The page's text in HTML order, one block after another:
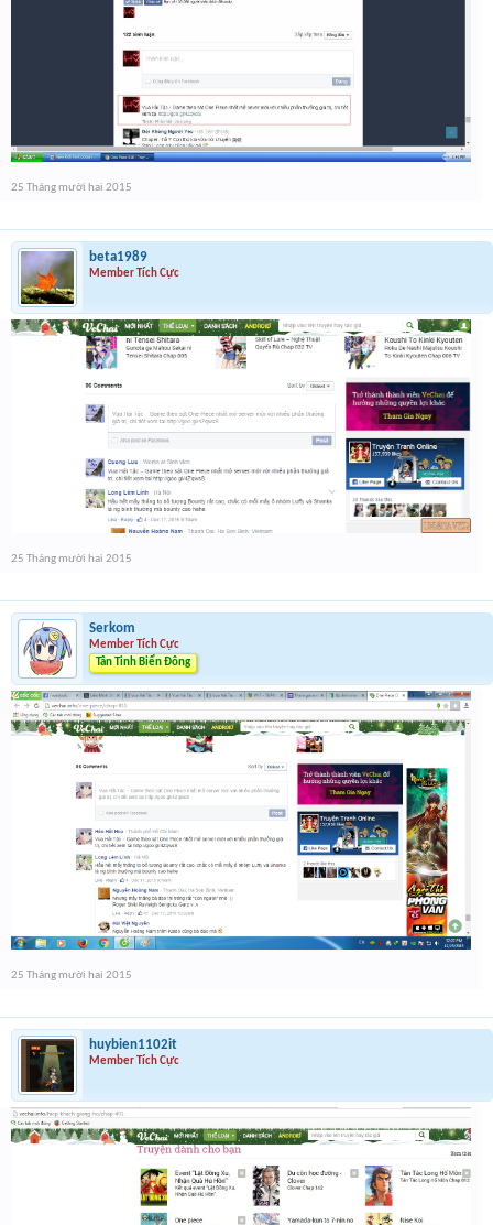
25 Tháng mười hai 2015
beta1989
Member Tích Cực
25 Tháng mười hai 2015
Serkom
Member Tích Cực
Tân Tinh Biển Đông
25 Tháng mười hai 2015
huybien1102it
Member Tích Cực